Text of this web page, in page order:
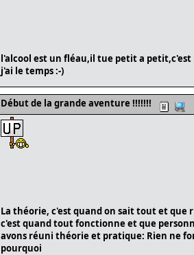
l'alcool est un fléau,il tue petit a
j'ai le temps :-)
Début de la grande aventure !!!!!!!
La théorie, c'est quand on sait tout et
c'est quand tout fonctionne et que
avons réuni théorie et pratique: Rien ne
pourquoi